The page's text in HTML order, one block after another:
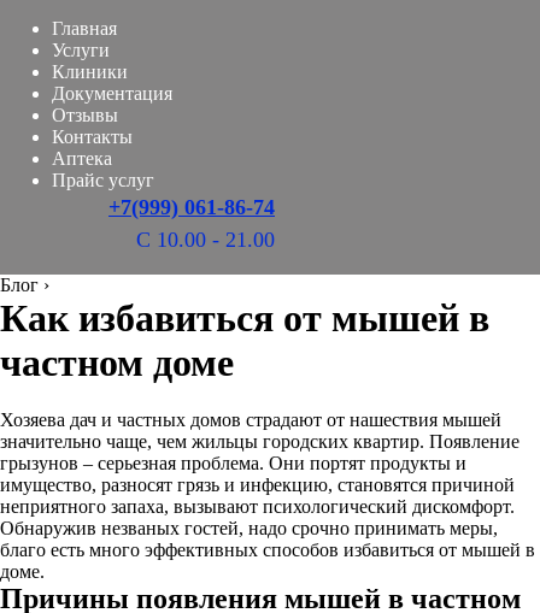
Главная
Услуги
Клиники
Документация
Отзывы
Контакты
Аптека
Прайс услуг
+7(999) 061-86-74
С 10.00 - 21.00
Блог ›
Как избавиться от мышей в
частном доме
Хозяева дач и частных домов страдают от нашествия мышей
значительно чаще, чем жильцы городских квартир. Появление
грызунов – серьезная проблема. Они портят продукты и
имущество, разносят грязь и инфекцию, становятся причиной
неприятного запаха, вызывают психологический дискомфорт.
Обнаружив незваных гостей, надо срочно принимать меры,
благо есть много эффективных способов избавиться от мышей в
доме.
Причины появления мышей в частном